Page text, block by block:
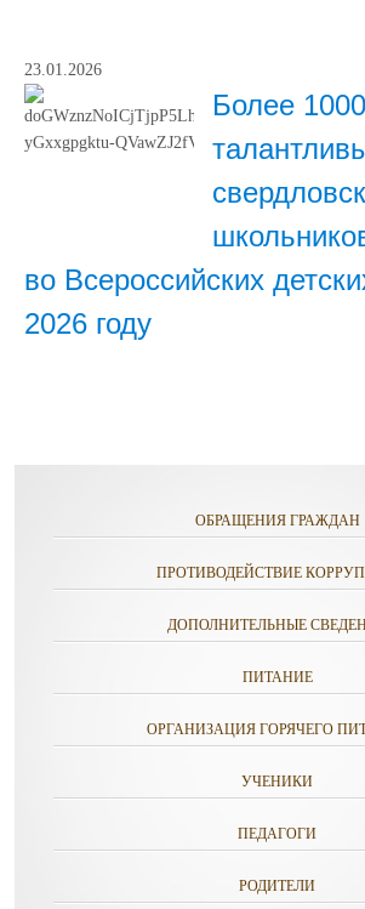
23.01.2026
Более 1000
во Всероссийских
2026 году
ОБРАЩЕНИЯ ГРАЖДАН
ПРОТИВОДЕЙСТВИЕ
ДОПОЛНИТЕЛЬНЫЕ
ПИТАНИЕ
ОРГАНИЗАЦИЯ ГОРЯЧЕГО
УЧЕНИКИ
ПЕДАГОГИ
РОДИТЕЛИ